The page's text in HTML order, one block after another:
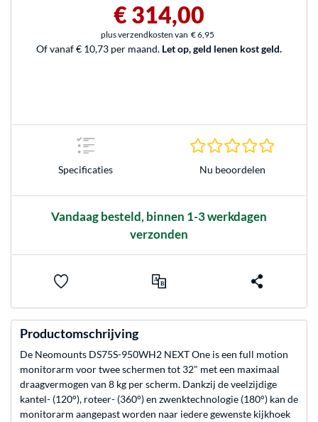
€ 314,00
plus verzendkosten van € 6,95
Of vanaf € 10,73 per maand. Let op, geld lenen kost geld.
Specificaties Nu beoordelen
Vandaag besteld, binnen 1-3 werkdagen
verzonden
Productomschrijving
De Neomounts DS75S-950WH2 NEXT One is een full motion
monitorarm voor twee schermen tot 32" met een maximaal
draagvermogen van 8 kg per scherm. Dankzij de veelzijdige
kantel- (120°), roteer- (360°) en zwenktechnologie (180°) kan de
monitorarm aangepast worden naar iedere gewenste kijkhoek